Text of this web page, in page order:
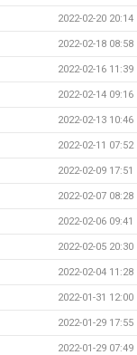
2022-02-20 20:14
2022-02-18 08:58
2022-02-16 11:39
2022-02-14 09:16
2022-02-13 10:46
2022-02-11 07:52
2022-02-09 17:51
2022-02-07 08:28
2022-02-06 09:41
2022-02-05 20:30
2022-02-04 11:28
2022-01-31 12:00
2022-01-29 17:55
2022-01-29 07:49